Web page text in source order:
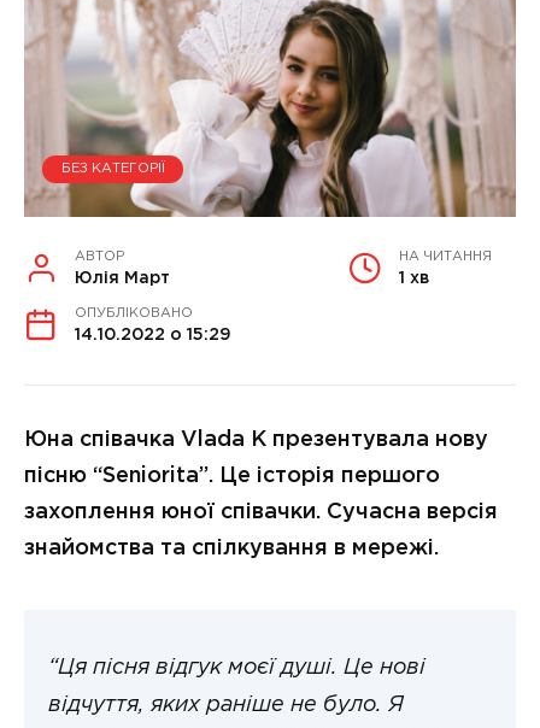
БЕЗ КАТЕГОРІЇ
АВТОР
Юлія Март
НА ЧИТАННЯ
1 хв
ОПУБЛІКОВАНО
14.10.2022 о 15:29
Юна співачка Vlada K презентувала нову
пісню “Seniorita”. Це історія першого
захоплення юної співачки. Сучасна версія
знайомства та спілкування в мережі.
“Ця пісня відгук моєї душі. Це нові
відчуття, яких раніше не було. Я